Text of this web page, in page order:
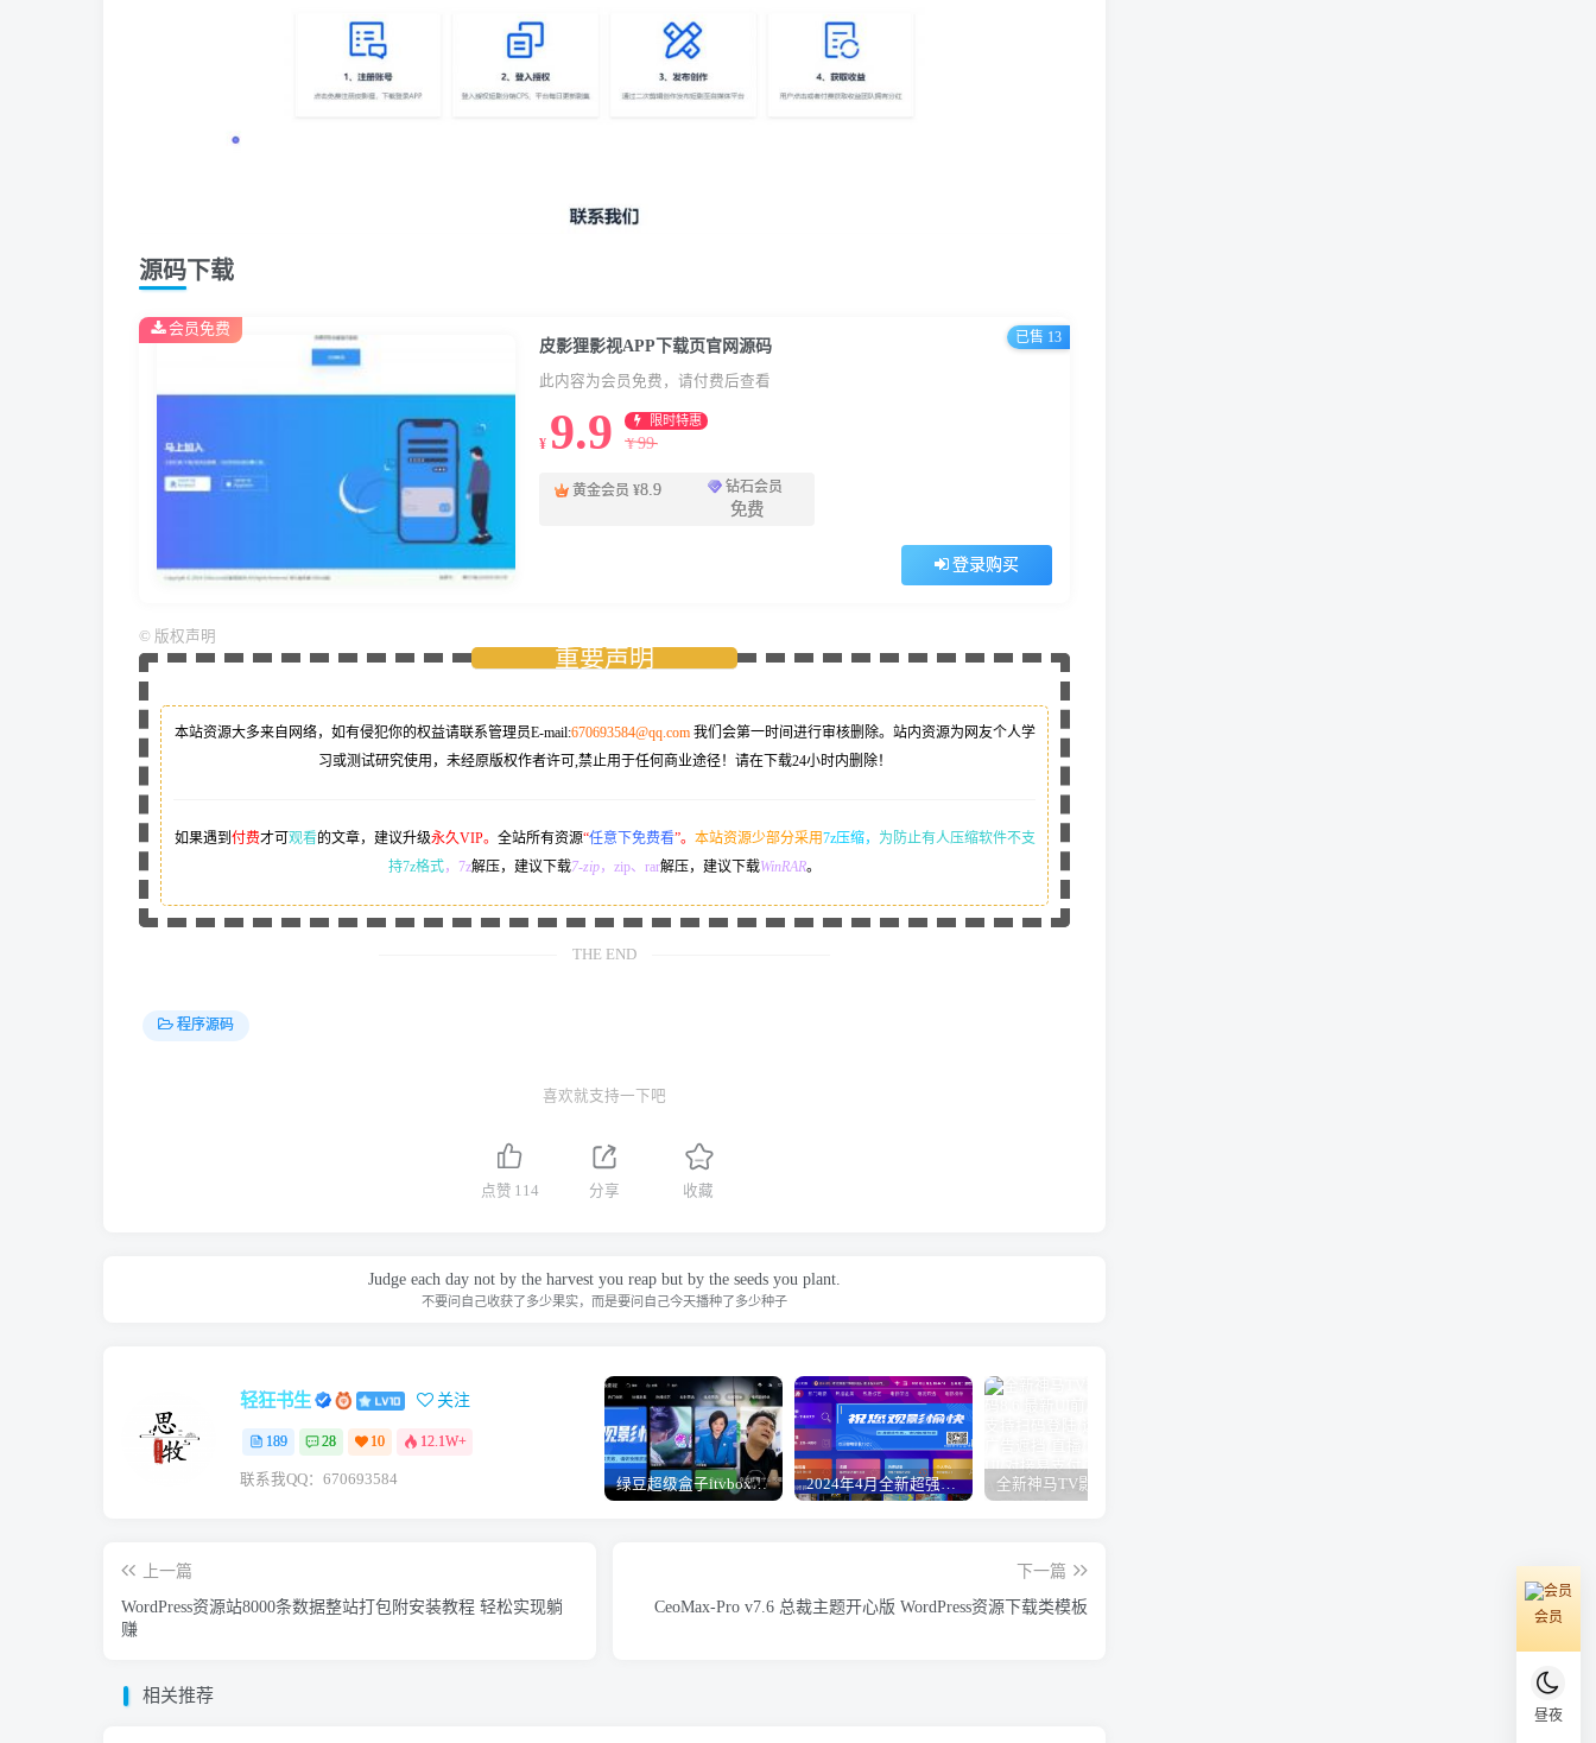
源码下载
皮影狸影视APP下载页官网源码
此内容为会员免费，请付费后查看
¥ 9.9 限时特惠
¥ 99
黄金会员 ¥8.9 钻石会员
免费
登录购买
会员免费
已售 13
© 版权声明
重要声明
本站资源大多来自网络，如有侵犯你的权益请联系管理员E-mail:670693584@qq.com 我们会第一时间进行审核删除。站内资源为网友个人学
习或测试研究使用，未经原版权作者许可,禁止用于任何商业途径！请在下载24小时内删除！
如果遇到 付费才可观看的文章，建议升级永久VIP。 全站所有资源“任意下免费看”。 本站资源少部分采用7z压缩，
为防止有人压缩软件不支
持7z格式，7z解压，建议下载7-zip，zip、rar解压，建议下载WinRAR。
THE END
程序源码
喜欢就支持一下吧
点赞 114 分享 收藏
Judge each day not by the harvest you reap but by the seeds you plant.
不要问自己收获了多少果实，而是要问自己今天播种了多少种子
轻狂书生 关注
189 28 10 12.1W+
联系我QQ：670693584 绿豆超级盒子itvboxfast影视APP双端源码 TV+手机双端 支持直播/后台管理仓库/会员系统/卡密系统/批量生成账号 自动换源 集成免签约支付系统 2024年4月全新超强版本itvboxfast影视APP源码 TV+手机双端源码 新增超多功能tvbox二开如意版影视APP源码 修复N多bug-1.51已更新至最新1.51版本
上一篇
WordPress资源站8000条数据整站打包附安装教程 轻松实现躺
赚
下一篇
CeoMax-Pro v7.6 总裁主题开心版 WordPress资源下载类模板
相关推荐
会员
昼夜